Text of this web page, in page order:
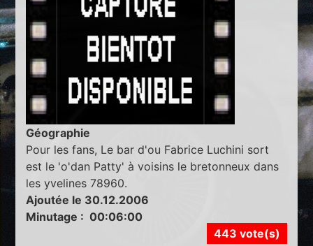
Géographie
Pour les fans, Le bar d'ou Fabrice Luchini sort
est le 'o'dan Patty' à voisins le bretonneux dans
les yvelines 78960.
Ajoutée le 30.12.2006
Minutage : 00:06:00
443 vote(s)